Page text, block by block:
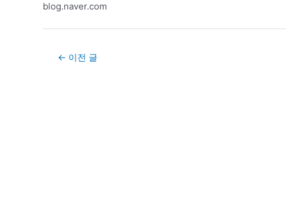
blog.naver.com
Post← 이전 글